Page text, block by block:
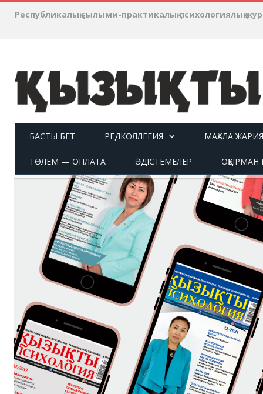
Республикалық ғылыми-практикалық психологиялық
БАСТЫ БЕТ РЕДКОЛЛЕГИЯ МАҚАЛА
ТӨЛЕМ — ОПЛАТА ӘДІСТЕМЕЛЕР ОҚЫРМАН